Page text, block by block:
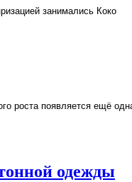
занимались Коко
роста появляется ещё
одежды